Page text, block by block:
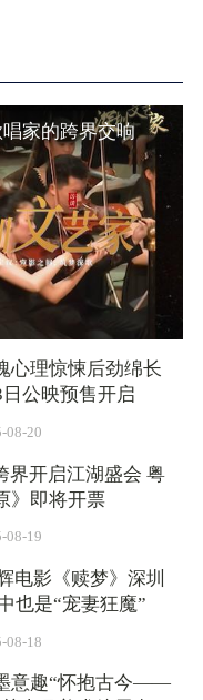
家的跨界交响
心理惊悚后劲绵长
日公映预售开启
08-20
界开启江湖盛会 粤
》即将开票
08-19
电影《赎梦》深圳
也是“宠妻狂魔”
08-18
意趣“怀抱古今——